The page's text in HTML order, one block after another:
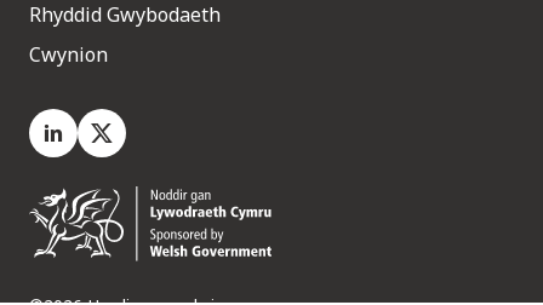
Rhyddid Gwybodaeth
Cwynion
LinkedIn
X.com